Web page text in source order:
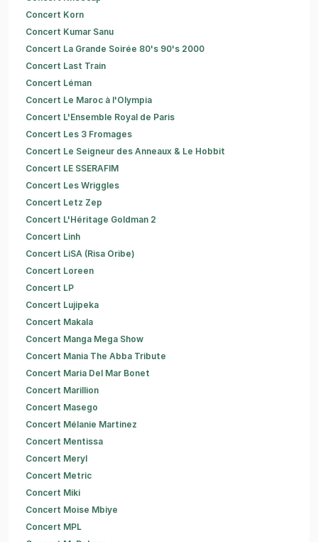
Concert Korn
Concert Kumar Sanu
Concert La Grande Soirée 80's 90's 2000
Concert Last Train
Concert Léman
Concert Le Maroc à l'Olympia
Concert L'Ensemble Royal de Paris
Concert Les 3 Fromages
Concert Le Seigneur des Anneaux & Le Hobbit
Concert LE SSERAFIM
Concert Les Wriggles
Concert Letz Zep
Concert L'Héritage Goldman 2
Concert Linh
Concert LiSA (Risa Oribe)
Concert Loreen
Concert LP
Concert Lujipeka
Concert Makala
Concert Manga Mega Show
Concert Mania The Abba Tribute
Concert Maria Del Mar Bonet
Concert Marillion
Concert Masego
Concert Mélanie Martinez
Concert Mentissa
Concert Meryl
Concert Metric
Concert Miki
Concert Moise Mbiye
Concert MPL